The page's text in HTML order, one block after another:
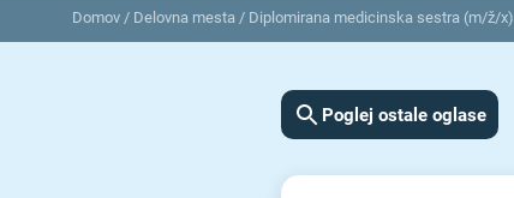
Domov / Delovna mesta / Diplomirana medicinska sestra (m/ž/x)
Poglej ostale oglase